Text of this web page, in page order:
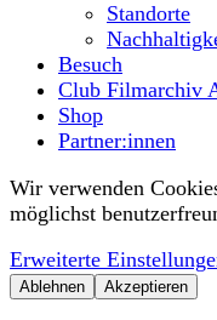
Standorte
Besuch
Club Filmarchiv
Shop
Partner:innen
Wir verwenden
möglichst
Erweiterte
Ablehnen Akzeptieren